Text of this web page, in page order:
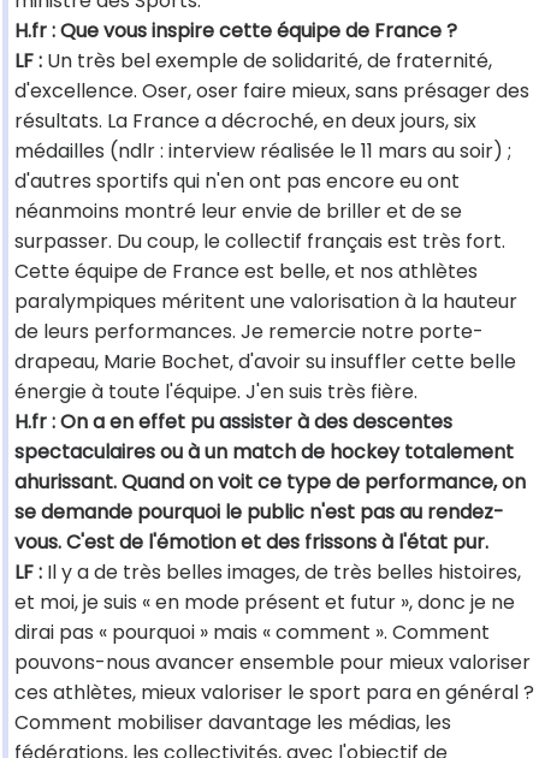
H.fr : Que vous inspire cette équipe de France ?
LF : Un très bel exemple de solidarité, de fraternité,
d'excellence. Oser, oser faire mieux, sans présager des
résultats. La France a décroché, en deux jours, six
médailles (ndlr : interview réalisée le 11 mars au soir) ;
d'autres sportifs qui n'en ont pas encore eu ont
néanmoins montré leur envie de briller et de se
surpasser. Du coup, le collectif français est très fort.
Cette équipe de France est belle, et nos athlètes
paralympiques méritent une valorisation à la hauteur
de leurs performances. Je remercie notre porte-
drapeau, Marie Bochet, d'avoir su insuffler cette belle
énergie à toute l'équipe. J'en suis très fière.
H.fr : On a en effet pu assister à des descentes
spectaculaires ou à un match de hockey totalement
ahurissant. Quand on voit ce type de performance, on
se demande pourquoi le public n'est pas au rendez-
vous. C'est de l'émotion et des frissons à l'état pur.
LF : Il y a de très belles images, de très belles histoires,
et moi, je suis « en mode présent et futur », donc je ne
dirai pas « pourquoi » mais « comment ». Comment
pouvons-nous avancer ensemble pour mieux valoriser
ces athlètes, mieux valoriser le sport para en général ?
Comment mobiliser davantage les médias, les